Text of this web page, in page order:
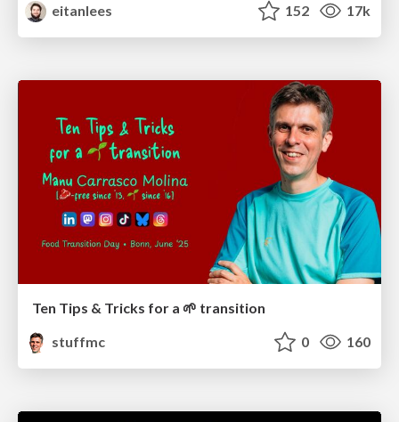
eitanlees
152 17k
Ten Tips & Tricks for a 🌱 transition
stuffmc
0 160